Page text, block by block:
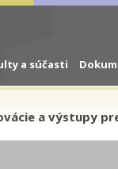
a súčasti
a výstupy